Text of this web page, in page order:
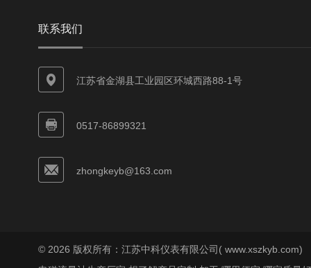
联系我们
江苏省金湖县工业园区环城西路88-1号
0517-86899321
zhongkeyb@163.com
© 2026 版权所有：江苏中科仪表有限公司( www.xszkyb.com)